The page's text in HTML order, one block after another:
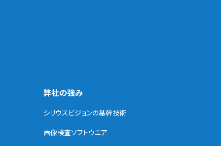
弊社の強み
シリウスビジョンの基幹技術
画像検査ソフトウエア